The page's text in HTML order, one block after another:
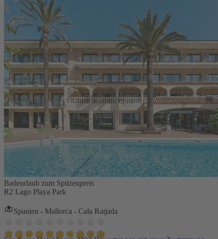
Badeurlaub zum Spitzenpreis
R2 Lago Playa Park
Spanien - Mallorca - Cala Ratjada